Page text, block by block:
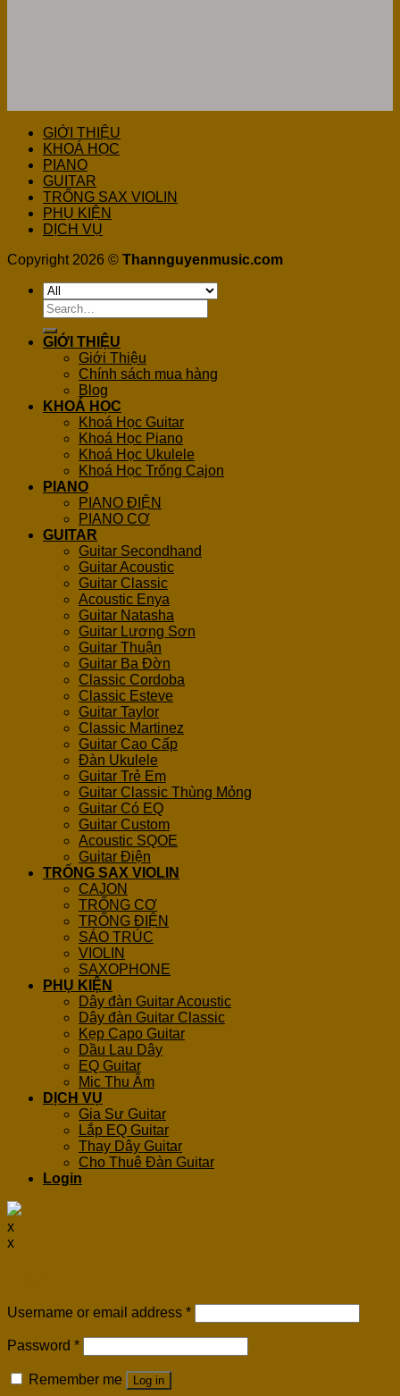
GIỚI THIỆU
KHOÁ HỌC
PIANO
GUITAR
TRỐNG SAX VIOLIN
PHỤ KIỆN
DỊCH VỤ
Copyright 2026 © Thannguyenmusic.com
Search
for:
GIỚI THIỆU
Giới Thiệu
Chính sách mua hàng
Blog
KHOÁ HỌC
Khoá Học Guitar
Khoá Học Piano
Khoá Học Ukulele
Khoá Học Trống Cajon
PIANO
PIANO ĐIỆN
PIANO CƠ
GUITAR
Guitar Secondhand
Guitar Acoustic
Guitar Classic
Acoustic Enya
Guitar Natasha
Guitar Lương Sơn
Guitar Thuận
Guitar Ba Đờn
Classic Cordoba
Classic Esteve
Guitar Taylor
Classic Martinez
Guitar Cao Cấp
Đàn Ukulele
Guitar Trẻ Em
Guitar Classic Thùng Mỏng
Guitar Có EQ
Guitar Custom
Acoustic SQOE
Guitar Điện
TRỐNG SAX VIOLIN
CAJON
TRỐNG CƠ
TRỐNG ĐIỆN
SÁO TRÚC
VIOLIN
SAXOPHONE
PHỤ KIỆN
Dây đàn Guitar Acoustic
Dây đàn Guitar Classic
Kẹp Capo Guitar
Dầu Lau Dây
EQ Guitar
Mic Thu Âm
DỊCH VỤ
Gia Sư Guitar
Lắp EQ Guitar
Thay Dây Guitar
Cho Thuê Đàn Guitar
Login
x
x
Username or email address *
Password *
Remember me Log in